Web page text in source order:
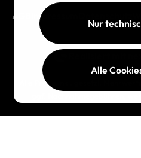
AGB Impressum
Alle Preise inkl. gesetzl.
Nur
Alle